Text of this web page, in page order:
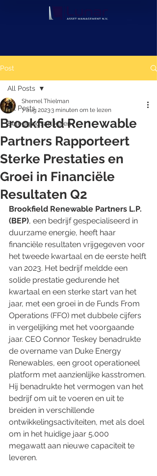
Post
All Posts
Beleggingsartikelen
All Posts
Brookfield Renewable
Partners Rapporteert
Sterke Prestaties en
Groei in Financiële
Resultaten Q2
Shernel Thielman
7 aug 20233 minuten om te lezen
Brookfield Renewable Partners L.P.
(BEP), een bedrijf gespecialiseerd in
duurzame energie, heeft haar
financiële resultaten vrijgegeven voor
het tweede kwartaal en de eerste helft
van 2023. Het bedrijf meldde een
solide prestatie gedurende het
kwartaal en een sterke start van het
jaar, met een groei in de Funds From
Operations (FFO) met dubbele cijfers
in vergelijking met het voorgaande
jaar. CEO Connor Teskey benadrukte
de overname van Duke Energy
Renewables, een groot operationeel
platform met aanzienlijke kasstromen.
Hij benadrukte het vermogen van het
bedrijf om uit te voeren en uit te
breiden in verschillende
ontwikkelingsactiviteiten, met als doel
om in het huidige jaar 5.000
megawatt aan nieuwe capaciteit te
leveren.